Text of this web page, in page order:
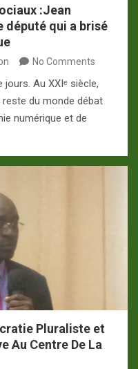
:Jean
député qui a brisé
No Comments
Au XXIᵉ siècle,
reste du monde débat
numérique et de
Pluraliste et
Au Centre De La